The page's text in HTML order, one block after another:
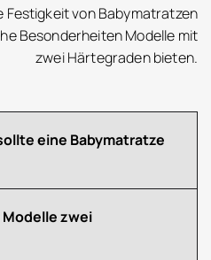
Festigkeit von Babymatratzen
Besonderheiten Modelle mit
zwei Härtegraden bieten.
eine Babymatratze
zwei